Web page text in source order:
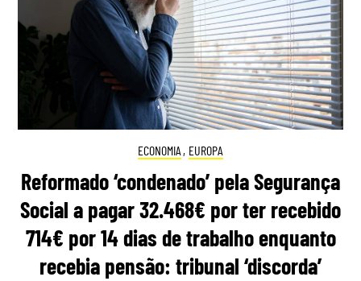
ECONOMIA , EUROPA
Reformado ‘condenado’ pela Segurança
Social a pagar 32.468€ por ter recebido
714€ por 14 dias de trabalho enquanto
recebia pensão: tribunal ‘discorda’